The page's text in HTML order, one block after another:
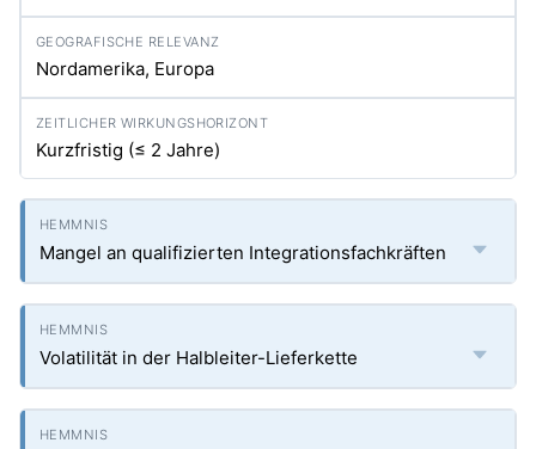
Nordamerika, Europa
Kurzfristig (≤ 2 Jahre)
Mangel an qualifizierten Integrationsfachkräften
Volatilität in der Halbleiter-Lieferkette